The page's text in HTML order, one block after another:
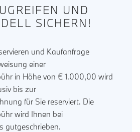
UND
SICHERN!
und Kaufanfrage
einer
in Höhe von € 1.000,00 wird
bis zur
für Sie reserviert. Die
wird Ihnen bei
gutgeschrieben.